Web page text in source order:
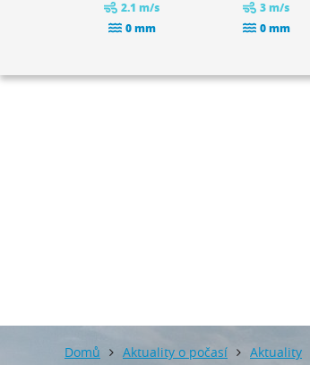
2.1 m/s
0 mm
3 m/s
0 mm
Domů Aktuality o počasí Aktuality